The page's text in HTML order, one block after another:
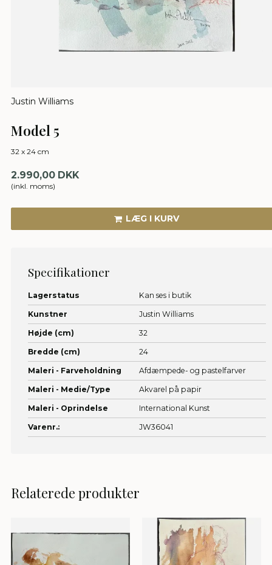
Justin Williams
Model 5
32 x 24 cm
2.990,00 DKK
(inkl. moms)
LÆG I KURV
Specifikationer
Lagerstatus Kan ses i butik
Kunstner Justin Williams
Højde (cm) 32
Bredde (cm) 24
Maleri - Farveholdning Afdæmpede- og pastelfarver
Maleri - Medie/Type Akvarel på papir
Maleri - Oprindelse International Kunst
Varenr.: JW36041
Relaterede produkter